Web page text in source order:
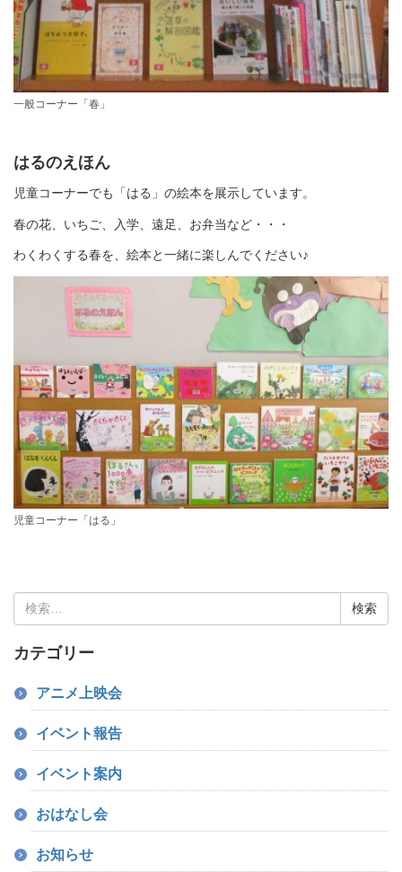
一般コーナー「春」
はるのえほん
児童コーナーでも「はる」の絵本を展示しています。
春の花、いちご、入学、遠足、お弁当など・・・
わくわくする春を、絵本と一緒に楽しんでください♪
児童コーナー「はる」
索:
カテゴリー
アニメ上映会
イベント報告
イベント案内
おはなし会
お知らせ